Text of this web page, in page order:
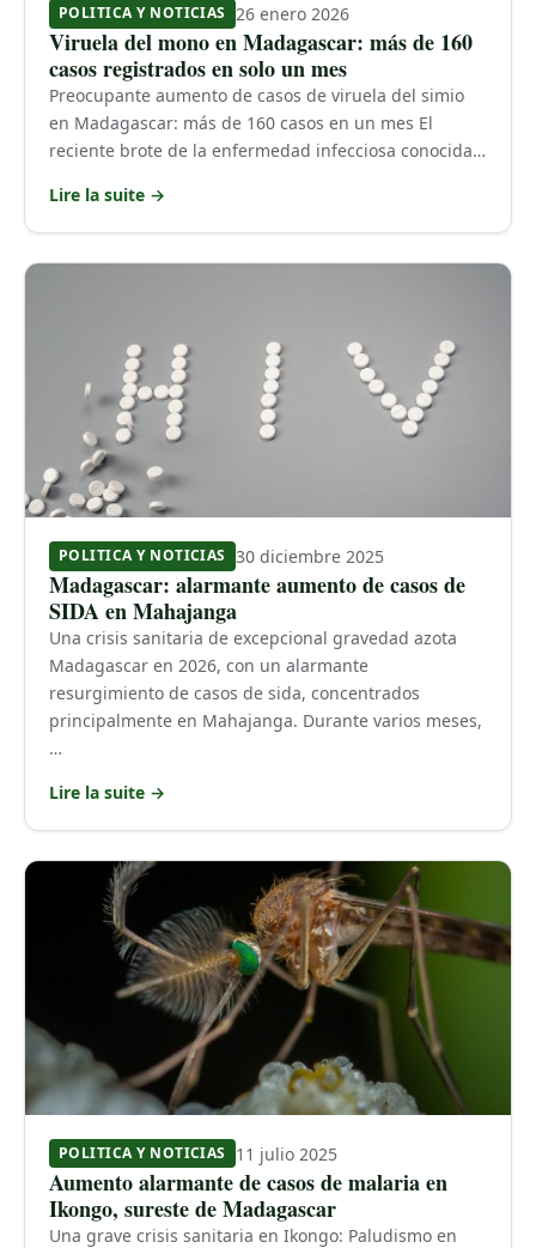
POLITICA Y NOTICIAS 26 enero 2026
Viruela del mono en Madagascar: más de 160
casos registrados en solo un mes
Preocupante aumento de casos de viruela del simio
en Madagascar: más de 160 casos en un mes El
reciente brote de la enfermedad infecciosa conocida…
Lire la suite →
POLITICA Y NOTICIAS 30 diciembre 2025
Madagascar: alarmante aumento de casos de
SIDA en Mahajanga
Una crisis sanitaria de excepcional gravedad azota
Madagascar en 2026, con un alarmante
resurgimiento de casos de sida, concentrados
principalmente en Mahajanga. Durante varios meses,
…
Lire la suite →
POLITICA Y NOTICIAS 11 julio 2025
Aumento alarmante de casos de malaria en
Ikongo, sureste de Madagascar
Una grave crisis sanitaria en Ikongo: Paludismo en